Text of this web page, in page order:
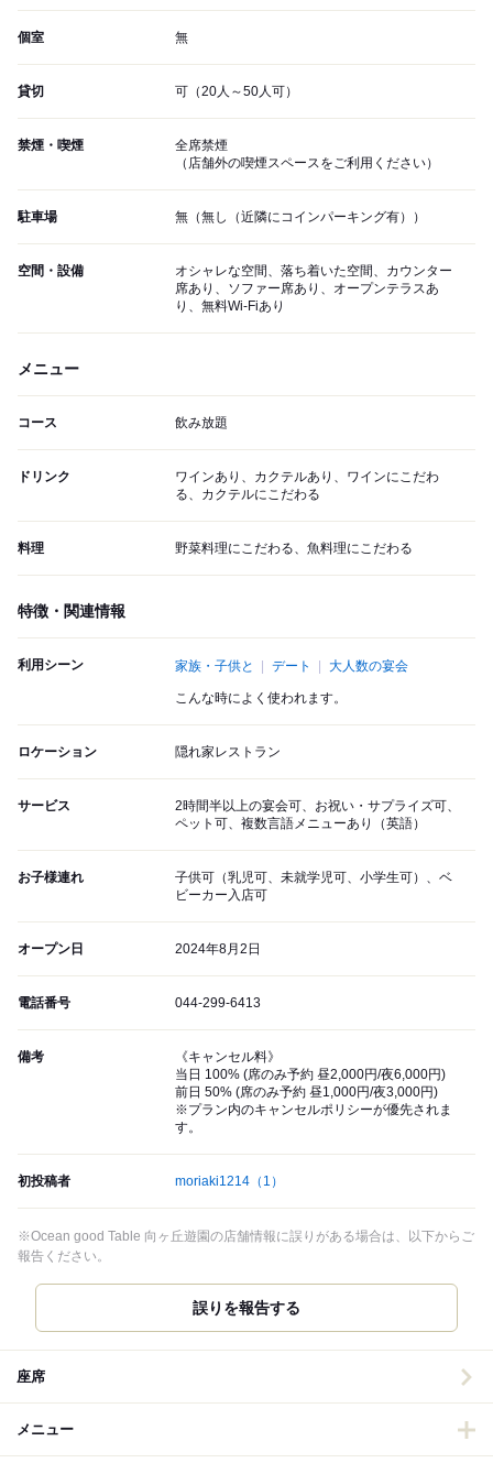
個室 無
貸切 可（20人～50人可）
禁煙・喫煙
全席禁煙
（店舗外の喫煙スペースをご利用ください）
駐車場 無（無し（近隣にコインパーキング有））
空間・設備
オシャレな空間、落ち着いた空間、カウンター
席あり、ソファー席あり、オープンテラスあ
り、無料Wi-Fiあり
メニュー
コース 飲み放題
ドリンク
ワインあり、カクテルあり、ワインにこだわ
る、カクテルにこだわる
料理 野菜料理にこだわる、魚料理にこだわる
特徴・関連情報
利用シーン 家族・子供と デート 大人数の宴会
こんな時によく使われます。
ロケーション 隠れ家レストラン
サービス
2時間半以上の宴会可、お祝い・サプライズ可、
ペット可、複数言語メニューあり（英語）
お子様連れ
子供可（乳児可、未就学児可、小学生可）、ベ
ビーカー入店可
オープン日 2024年8月2日
電話番号 044-299-6413
備考
《キャンセル料》
当日 100% (席のみ予約 昼2,000円/夜6,000円)
前日 50% (席のみ予約 昼1,000円/夜3,000円)
※プラン内のキャンセルポリシーが優先されま
す。
初投稿者 moriaki1214 （1）
※Ocean good Table 向ヶ丘遊園の店舗情報に誤りがある場合は、以下からご
報告ください。
誤りを報告する
座席
メニュー